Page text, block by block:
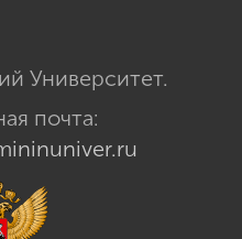
Университет.
почта: